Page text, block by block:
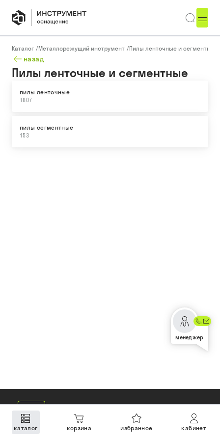
каталог корзина избранное кабинет
Каталог /Металлорежущий инструмент /Пилы ленточные и сегментные
назад
Пилы ленточные и сегментные
пилы ленточные
1807
пилы сегментные
153
менеджер